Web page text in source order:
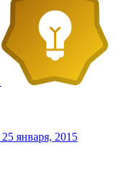
25 января, 2015